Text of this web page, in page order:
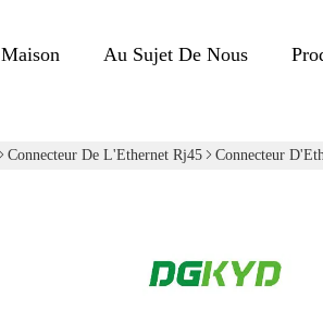
Maison Au Sujet De Nous
Connecteur De L'Ethernet Rj45 Connecteur